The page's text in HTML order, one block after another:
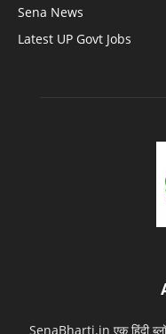
Sena News
Latest UP Govt Jobs
SenaBharti.in एक हिंदी